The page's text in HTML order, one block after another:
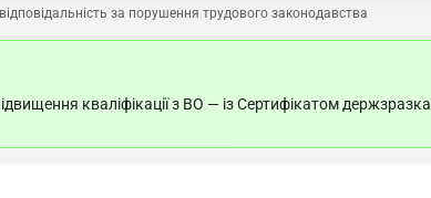
за порушення трудового законодавства
кваліфікації з ВО — із Сертифікатом держзразка